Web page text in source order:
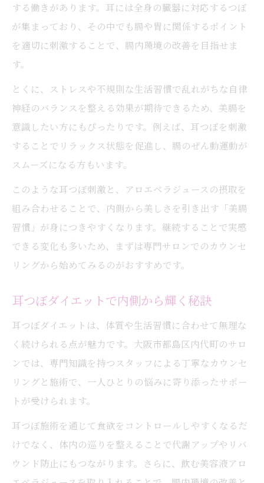
ジュース習慣と耳つぼで叶う健康サポート
耳つぼと飲むアロエベラの効果的な続け方
耳つぼでリバウンド知らずの新習慣を実現
耳つぼとアロエベラで続く体質リセット習
耳つぼダイエットで維持する美と健康の秘
訣
耳つぼとジュース習慣が生む継続力の理由
する働きがあります。耳には全身の臓器に対応するつぼ
が集まっており、その中でも腸や胃に関係するポイント
を適切に刺激することで、腸内環境の改善を目指せま
す。
とくに、ストレスや不規則な生活習慣で乱れがちな自律
神経のバランスを整える効果が期待できるため、美腸を
意識したい方にもぴったりです。例えば、耳つぼを刺激
することでリラックス状態を促進し、腸のぜん動運動が
スムーズになる方もいます。
このような耳つぼ刺激と、アロエベラジュースの摂取を
組み合わせることで、内側から美しさを引き出す「美腸
習慣」が身につきやすくなります。継続することで実感
できる変化も多いため、まずは専門サロンでのカウンセ
リングから始めてみるのがおすすめです。
耳つぼダイエットで内側から輝く秘訣
耳つぼダイエットは、体質や生活習慣に合わせて無理な
く続けられる点が魅力です。大阪市都島区内代町のサロ
ンでは、専門知識を持つスタッフによる丁寧なカウンセ
リングと施術で、一人ひとりの悩みに寄り添ったサポー
トが受けられます。
耳つぼ施術を通じて食欲をコントロールしやすくなるだ
けでなく、体内の巡りを整えることで代謝アップやリバ
ウンド防止にもつながります。さらに、飲む美容液アロ